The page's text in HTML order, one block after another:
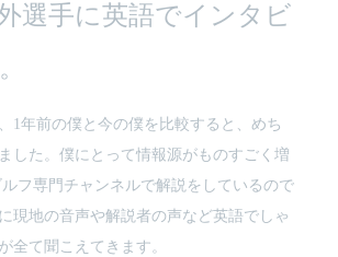
選手に英語でインタビ
1年前の僕と今の僕を比較すると、めち
した。僕にとって情報源がものすごく増
フ専門チャンネルで解説をしているので
現地の音声や解説者の声など英語でしゃ
全て聞こえてきます。